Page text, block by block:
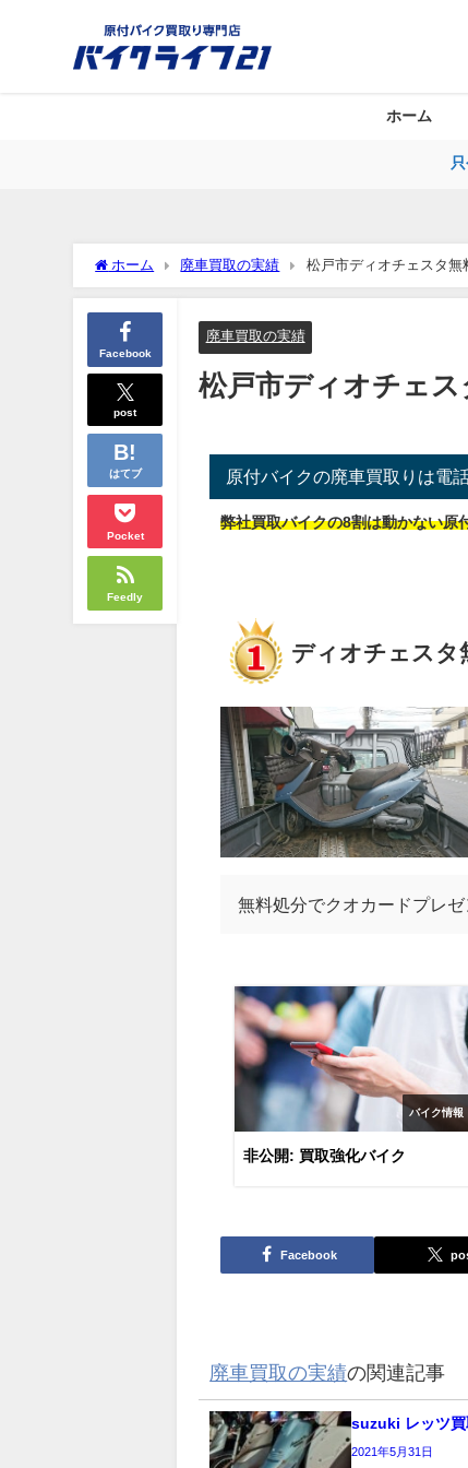
ホーム
ホーム 廃車買取の実績 松戸市ディオチェスタ無
Facebook
post
はてブ
Pocket
Feedly
廃車買取の実績
松戸市ディオチェ
原付バイクの廃車買取りは電
弊社買取バイクの8割は動かない原
ディオチェスタ
無料処分でクオカードプレ
バイク情報
非公開: 買取強化バイク
Facebook
廃車買取の実績の関連記事
suzuki レッツ買
2021年5月31日